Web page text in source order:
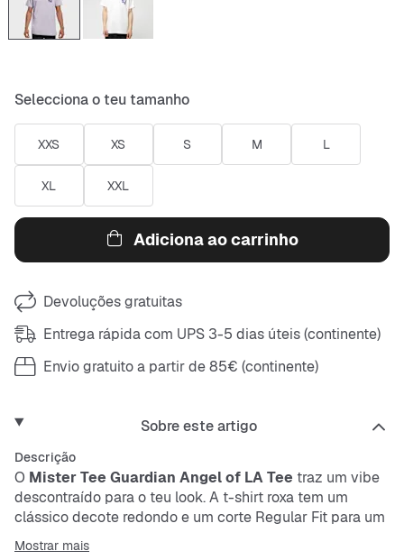
Selecciona o teu tamanho
XXS XS S M L
XL XXL
Adiciona ao carrinho
Devoluções gratuitas
Entrega rápida com UPS 3-5 dias úteis (continente)
Envio gratuito a partir de 85€ (continente)
Sobre este artigo
Descrição
O Mister Tee Guardian Angel of LA Tee traz um vibe
descontraído para o teu look. A t-shirt roxa tem um
clássico decote redondo e um corte Regular Fit para um
ajuste confortável. O pequeno print do anjo torna o
Mostrar mais